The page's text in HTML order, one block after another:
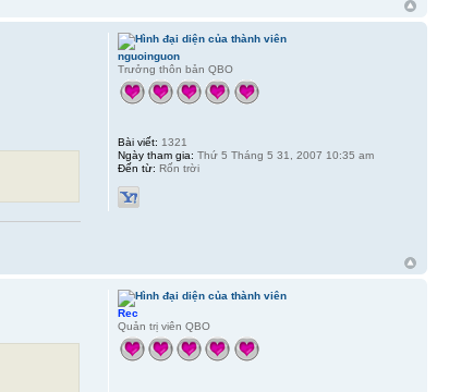
nguoinguon
Trưởng thôn bản QBO
Bài viết: 1321
Ngày tham gia: Thứ 5 Tháng 5 31, 2007 10:35 am
Đến từ: Rốn trời
Rec
Quản trị viên QBO